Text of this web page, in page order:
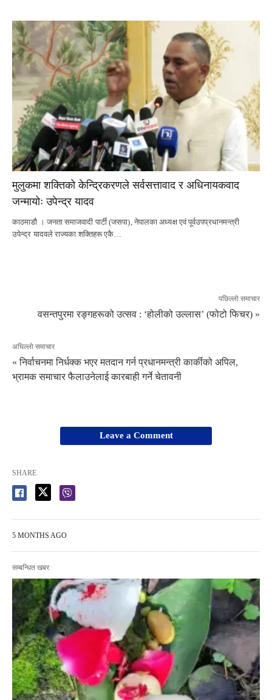
मुलुकमा शक्तिको केन्द्रिकरणले सर्वसत्तावाद र अधिनायकवाद
जन्मायोः उपेन्द्र यादव
काठमाडौ । जनता समाजवादी पार्टी (जसपा), नेपालका अध्यक्ष एवं पूर्वउपप्रधानमन्त्री
उपेन्द्र यादवले राज्यका शक्तिहरू एकै…
पछिल्लो समाचार
वसन्तपुरमा रङ्गहरूको उत्सव : ‘होलीको उल्लास’ (फोटो फिचर) »
अघिल्लो समाचार
« निर्वाचनमा निर्धक्क भएर मतदान गर्न प्रधानमन्त्री कार्कीको अपिल,
भ्रामक समाचार फैलाउनेलाई कारबाही गर्ने चेतावनी
Leave a Comment
SHARE
5 MONTHS AGO
सम्बन्धित खबर